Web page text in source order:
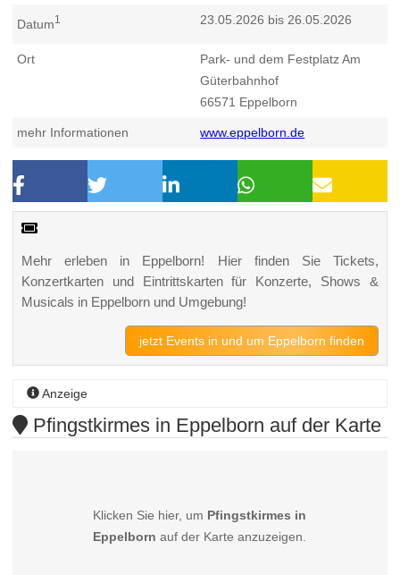
Datum1 23.05.2026 bis 26.05.2026
Ort
Park- und dem Festplatz Am
Güterbahnhof
66571 Eppelborn
mehr Informationen www.eppelborn.de
Mehr erleben in Eppelborn! Hier finden Sie Tickets,
Konzertkarten und Eintrittskarten für Konzerte, Shows &
Musicals in Eppelborn und Umgebung!
jetzt Events in und um Eppelborn finden
Anzeige
Pfingstkirmes in Eppelborn auf der Karte
Klicken Sie hier, um Pfingstkirmes in
Eppelborn auf der Karte anzuzeigen.